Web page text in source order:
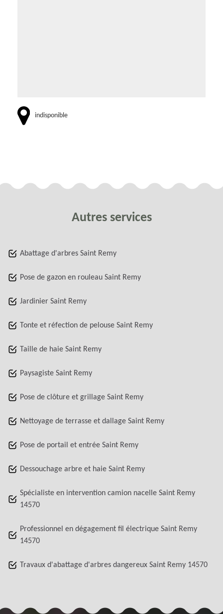
indisponible
Autres services
Abattage d'arbres Saint Remy
Pose de gazon en rouleau Saint Remy
Jardinier Saint Remy
Tonte et réfection de pelouse Saint Remy
Taille de haie Saint Remy
Paysagiste Saint Remy
Pose de clôture et grillage Saint Remy
Nettoyage de terrasse et dallage Saint Remy
Pose de portail et entrée Saint Remy
Dessouchage arbre et haie Saint Remy
Spécialiste en intervention camion nacelle Saint Remy
14570
Professionnel en dégagement fil électrique Saint Remy
14570
Travaux d'abattage d'arbres dangereux Saint Remy 14570